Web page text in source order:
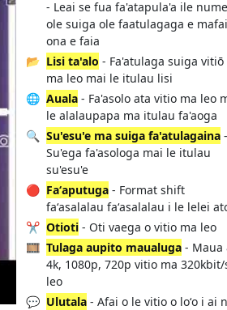
- Leai se fua fa'atapula'a ile
ole suiga ole faatulagaga e mafai
ona e faia
📂 Lisi ta'alo - Fa'atulaga suiga vitiō
ma leo mai le itulau lisi
🌐 Auala - Fa'asolo ata vitio ma leo
le alalaupapa ma itulau fa'aoga
🔍 Su'esu'e ma suiga fa'atulagaina -
Su'ega fa'asologa mai le itulau
su'esu'e
🔴 Faʻaputuga - Format shift
faʻasalalau faʻasalalau i le lelei
✂️ Otioti - Oti vaega o vitio ma leo
🎞️ Tulaga aupito maualuga - Maua
4k, 1080p, 720p vitio ma 320kbit/
leo
💬 Ulutala - Afai o le vitio o loʻo i ai